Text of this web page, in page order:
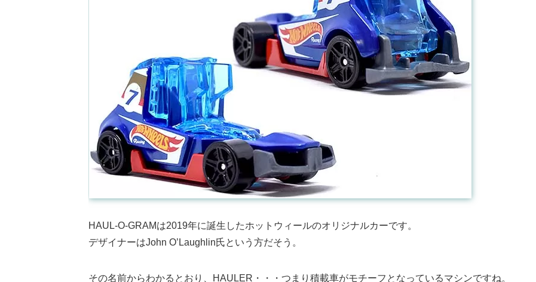
HAUL-O-GRAMは2019年に誕生したホットウィールのオリジナルカーです。
デザイナーはJohn O’Laughlin氏という方だそう。
その名前からわかるとおり、HAULER・・・つまり積載車がモチーフとなっているマシンですね。